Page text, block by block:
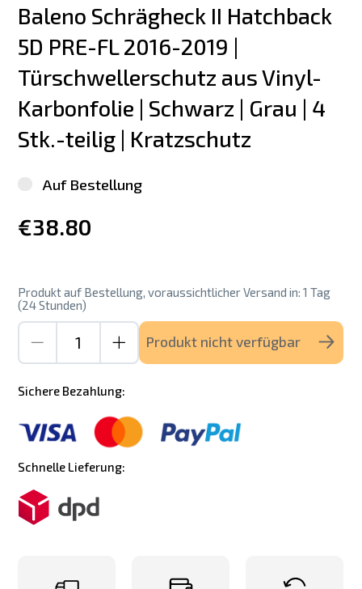
Baleno Schrägheck II Hatchback
5D PRE-FL 2016-2019 |
Türschwellerschutz aus Vinyl-
Karbonfolie | Schwarz | Grau | 4
Stk.-teilig | Kratzschutz
Auf Bestellung
€38.80
Produkt auf Bestellung, voraussichtlicher Versand in: 1 Tag
(24 Stunden)
Produkt nicht verfügbar
Sichere Bezahlung:
Schnelle Lieferung: